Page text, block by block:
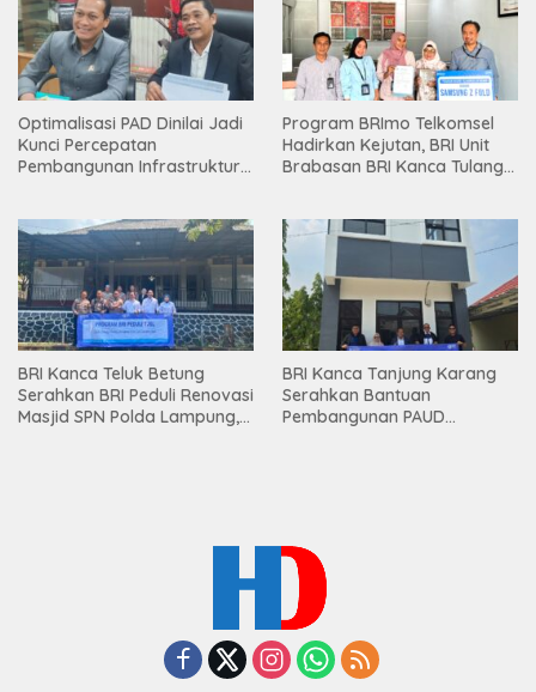
Optimalisasi PAD Dinilai Jadi
Kunci Percepatan
Pembangunan Infrastruktur
Program BRImo Telkomsel
Hadirkan Kejutan, BRI Unit
Brabasan BRI Kanca Tulang
Mesuji
BRI Kanca Teluk Betung
Serahkan BRI Peduli Renovasi
Masjid SPN Polda Lampung,
BRI Kanca Tanjung Karang
Serahkan Bantuan
Pembangunan PAUD